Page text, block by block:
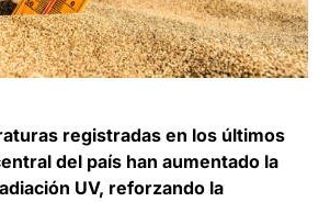
registradas en los últimos
del país han aumentado la
UV, reforzando la